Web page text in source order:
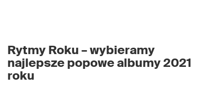
Rytmy Roku – wybieramy
najlepsze popowe albumy 2021
roku